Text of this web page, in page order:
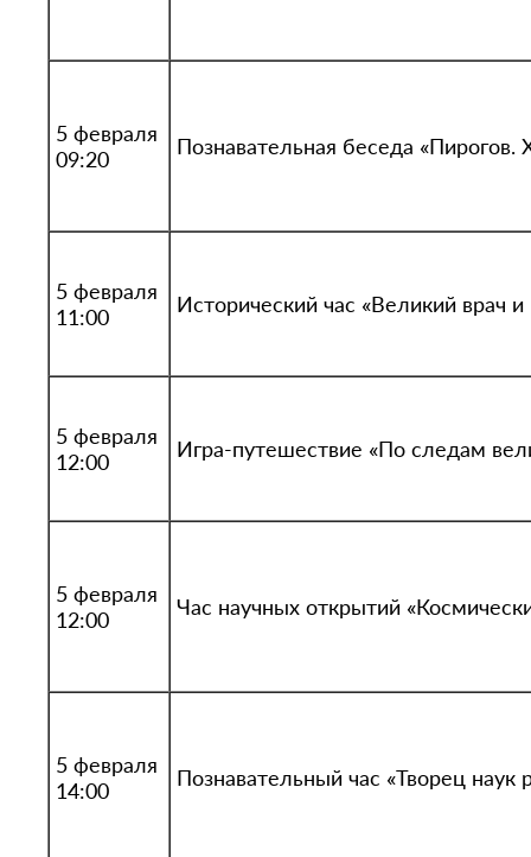
5 февраля
09:20
Познавательная беседа «Пирогов.
5 февраля
11:00
Исторический час «Великий врач
5 февраля
12:00
Игра-путешествие «По следам
5 февраля
12:00
Час научных открытий
5 февраля
14:00
Познавательный час «Творец